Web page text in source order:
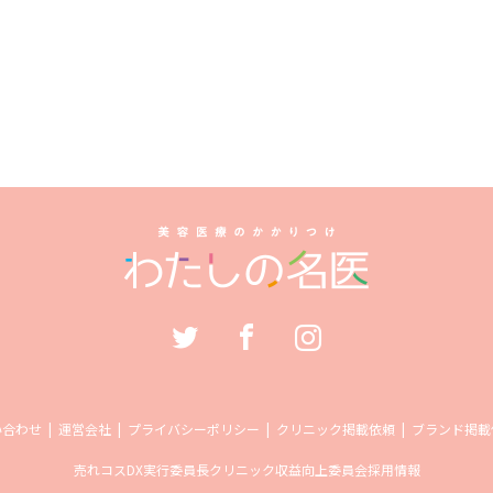
わせ 運営会社 プライバシーポリシー クリニック掲載依頼 ブランド掲
売れコスDX実行委員長クリニック収益向上委員会採用情報